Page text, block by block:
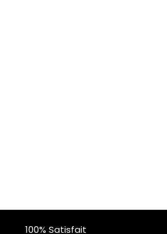
100% Satisfait